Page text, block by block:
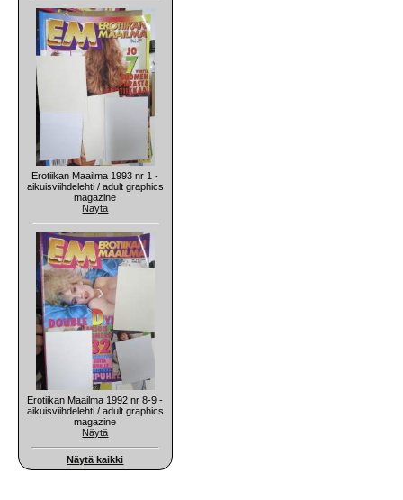
Erotiikan Maailma 1993 nr 1 -
aikuisviihdelehti / adult graphics
magazine
Näytä
Erotiikan Maailma 1992 nr 8-9 -
aikuisviihdelehti / adult graphics
magazine
Näytä
Näytä kaikki